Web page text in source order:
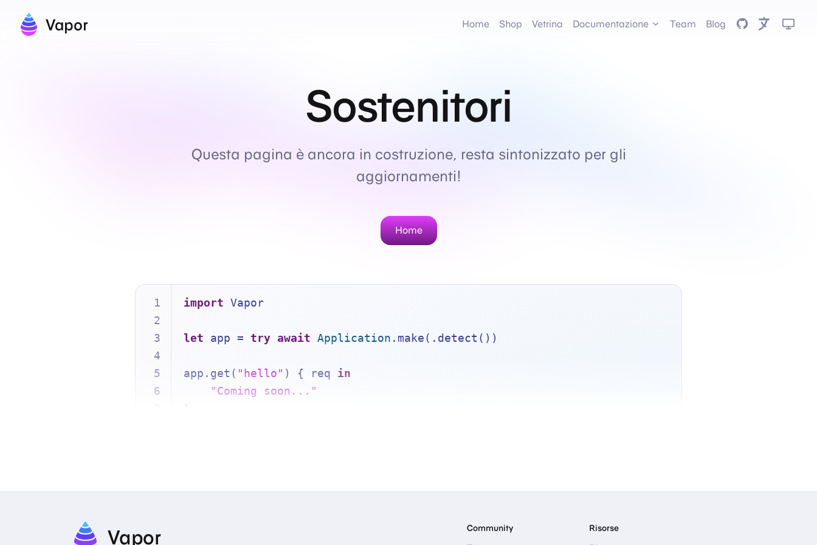
Vapor Home Shop Vetrina Documentazione Team Blog GitHub
Sostenitori
Questa pagina è ancora in costruzione, resta sintonizzato per gli
aggiornamenti!
Home
import Vapor
let app = try await Application .make(.detect())
app.get( "hello" ) { req in
"Coming soon..."
}
Vapor Community Risorse